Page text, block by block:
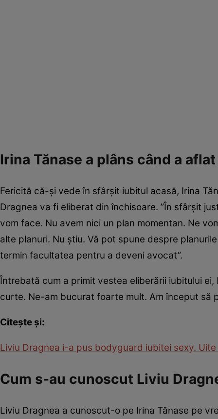
Irina Tănase a plâns când a
Fericită că-și vede în sfârșit iubitul acasă, Irina
Dragnea va fi eliberat din închisoare. ”În sfârșit
vom face. Nu avem nici un plan momentan. Ne
alte planuri. Nu știu. Vă pot spune despre
termin facultatea pentru a deveni avocat”.
Întrebată cum a primit vestea eliberării iubitului
curte. Ne-am bucurat foarte mult. Am început să
Citește și:
Liviu Dragnea i-a pus bodyguard iubitei sexy.
Cum s-au cunoscut Liviu
Liviu Dragnea a cunoscut-o pe Irina Tănase pe